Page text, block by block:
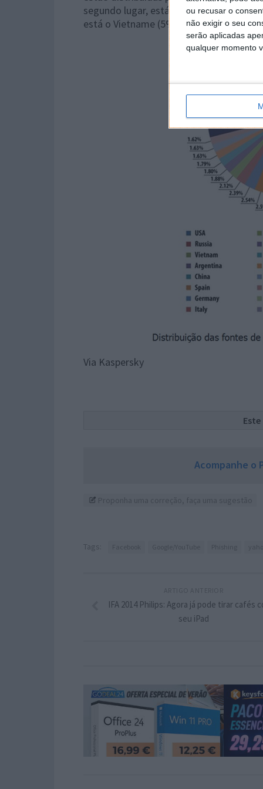
ou recusar o
não exigir o seu
serão aplicadas
qualquer momento
segundo lugar, está a Rússia, a partir
está o Vietname (5%).
Via Kaspersky
Acompanhe o
Tags:
IFA 2014 Philips: Agora já pode tirar cafés
seu iPad